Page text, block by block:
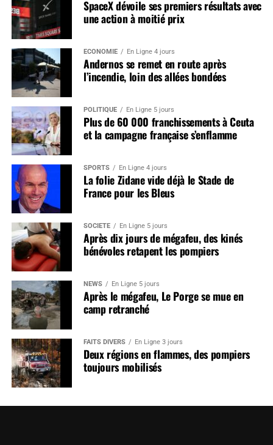
SpaceX dévoile ses premiers résultats avec
une action à moitié prix
ÉCONOMIE En Ligne 4 jours
Andernos se remet en route après
l’incendie, loin des allées bondées
POLITIQUE En Ligne 5 jours
Plus de 60 000 franchissements à Ceuta
et la campagne française s’enflamme
SPORTS En Ligne 4 jours
La folie Zidane vide déjà le Stade de
France pour les Bleus
SOCIÉTÉ En Ligne 5 jours
Après dix jours de mégafeu, des kinés
bénévoles retapent les pompiers
NEWS En Ligne 5 jours
Après le mégafeu, Le Porge se mue en
camp retranché
FAITS DIVERS En Ligne 3 jours
Deux régions en flammes, des pompiers
toujours mobilisés